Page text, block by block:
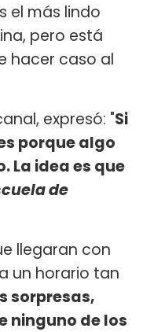
el más lindo
pero está
hacer caso al
expresó: "Si
porque algo
La idea es que
de
llegaran con
un horario tan
sorpresas,
ninguno de los